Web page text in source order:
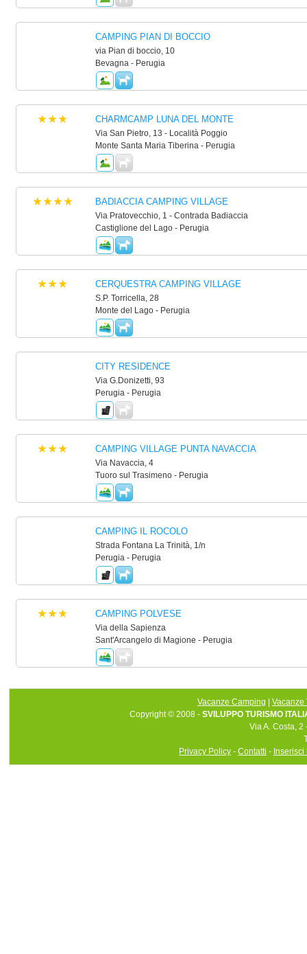
CAMPING PIAN DI BOCCIO
via Pian di boccio, 10
Bevagna - Perugia
CHARMCAMP LUNA DEL MONTE
Via San Pietro, 13 - Località Poggio
Monte Santa Maria Tiberina - Perugia
BADIACCIA CAMPING VILLAGE
Via Pratovecchio, 1 - Contrada Badiaccia
Castiglione del Lago - Perugia
CERQUESTRA CAMPING VILLAGE
S.P. Torricella, 28
Monte del Lago - Perugia
CITY RESIDENCE
Via G.Donizetti, 93
Perugia - Perugia
CAMPING VILLAGE PUNTA NAVACCIA
Via Navaccia, 4
Tuoro sul Trasimeno - Perugia
CAMPING IL ROCOLO
Strada Fontana La Trinità, 1/n
Perugia - Perugia
CAMPING POLVESE
Via della Sapienza
Sant'Arcangelo di Magione - Perugia
Vacanze Camping
Vacanze
Copyright © 2008 - SVILUPPO TURISMO
Via A. Costa,
Privacy Policy - Contatti -